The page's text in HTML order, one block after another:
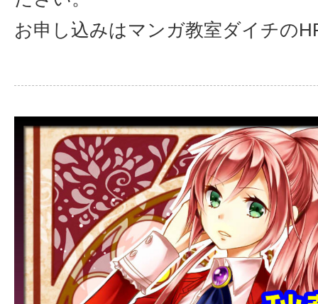
お申し込みはマンガ教室ダイチの